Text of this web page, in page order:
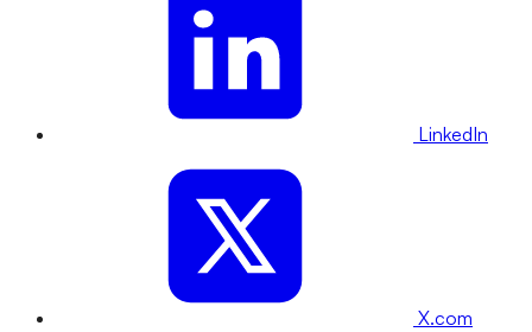
LinkedIn
X.com